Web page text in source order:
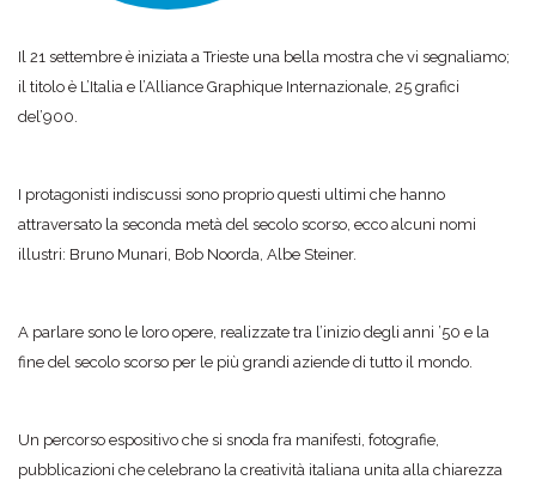
Il 21 settembre è iniziata a Trieste una bella mostra che vi segnaliamo;
il titolo è L’Italia e l’Alliance Graphique Internazionale, 25 grafici
del’900.
I protagonisti indiscussi sono proprio questi ultimi che hanno
attraversato la seconda metà del secolo scorso, ecco alcuni nomi
illustri: Bruno Munari, Bob Noorda, Albe Steiner.
A parlare sono le loro opere, realizzate tra l’inizio degli anni ’50 e la
fine del secolo scorso per le più grandi aziende di tutto il mondo.
Un percorso espositivo che si snoda fra manifesti, fotografie,
pubblicazioni che celebrano la creatività italiana unita alla chiarezza